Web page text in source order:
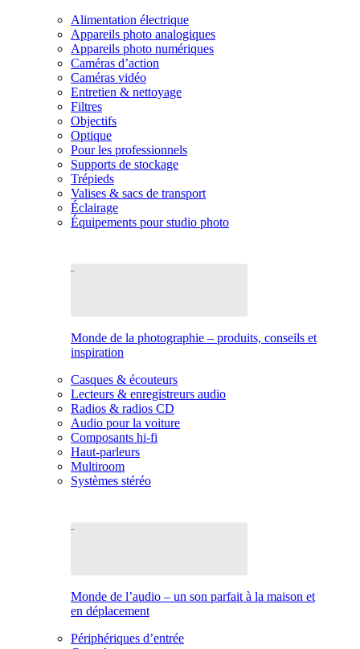
Alimentation électrique
Appareils photo analogiques
Appareils photo numériques
Caméras d’action
Caméras vidéo
Entretien & nettoyage
Filtres
Objectifs
Optique
Pour les professionnels
Supports de stockage
Trépieds
Valises & sacs de transport
Éclairage
Équipements pour studio photo
Monde de la photographie – produits, conseils et
inspiration
Casques & écouteurs
Lecteurs & enregistreurs audio
Radios & radios CD
Audio pour la voiture
Composants hi-fi
Haut-parleurs
Multiroom
Systèmes stéréo
Monde de l’audio – un son parfait à la maison et
en déplacement
Périphériques d’entrée